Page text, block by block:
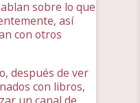
sobre lo que
así
con otros
después de ver
con libros,
un canal de